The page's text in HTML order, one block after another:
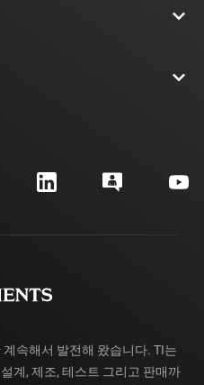
속해서 발전해 왔습니다. TI는
계, 제조, 테스트 그리고 판매까